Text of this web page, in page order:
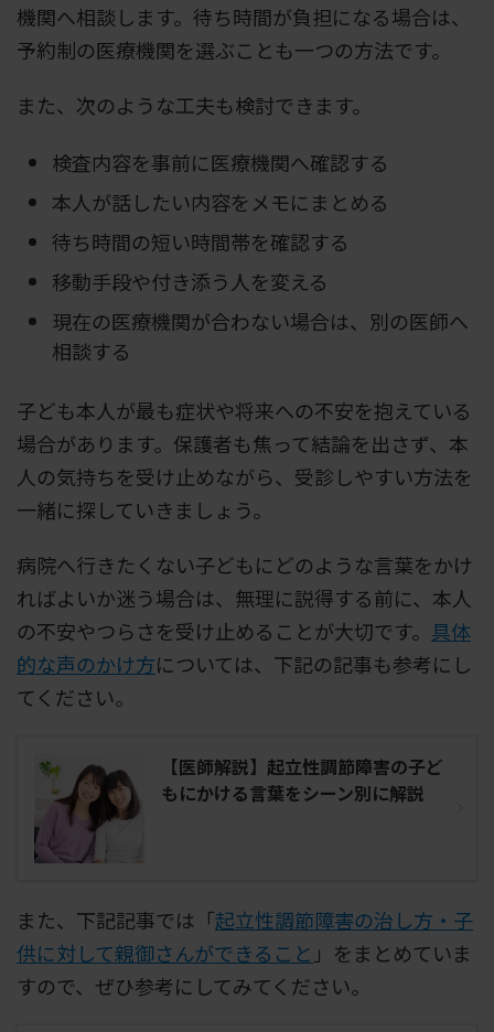
機関へ相談します。待ち時間が負担になる場合は、
予約制の医療機関を選ぶことも一つの方法です。
また、次のような工夫も検討できます。
検査内容を事前に医療機関へ確認する
本人が話したい内容をメモにまとめる
待ち時間の短い時間帯を確認する
移動手段や付き添う人を変える
現在の医療機関が合わない場合は、別の医師へ
相談する
子ども本人が最も症状や将来への不安を抱えている
場合があります。保護者も焦って結論を出さず、本
人の気持ちを受け止めながら、受診しやすい方法を
一緒に探していきましょう。
病院へ行きたくない子どもにどのような言葉をかけ
ればよいか迷う場合は、無理に説得する前に、本人
の不安やつらさを受け止めることが大切です。 具体
的な声のかけ方については、下記の記事も参考にし
てください。
【医師解説】起立性調節障害の子ど
もにかける言葉をシーン別に解説
また、下記記事では「起立性調節障害の治し方・子
供に対して親御さんができること 」をまとめていま
すので、ぜひ参考にしてみてください。